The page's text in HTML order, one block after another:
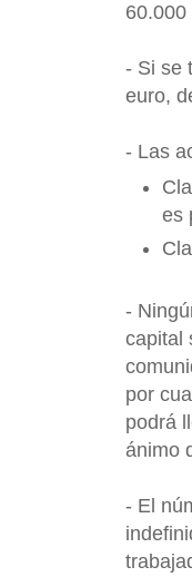
- Si se
euro,
- Las
es
-
capital
por
podrá
ánimo
- El